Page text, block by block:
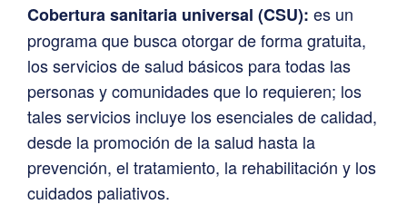
Cobertura sanitaria universal (CSU): es un
programa que busca otorgar de forma gratuita,
los servicios de salud básicos para todas las
personas y comunidades que lo requieren; los
tales servicios incluye los esenciales de calidad,
desde la promoción de la salud hasta la
prevención, el tratamiento, la rehabilitación y los
cuidados paliativos.